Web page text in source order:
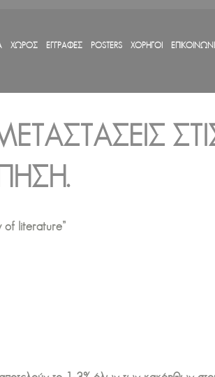
ΧΩΡΟΣ ΕΓΓΡΑΦΕΣ POSTERS ΧΟΡΗΓΟΙ
of literature”